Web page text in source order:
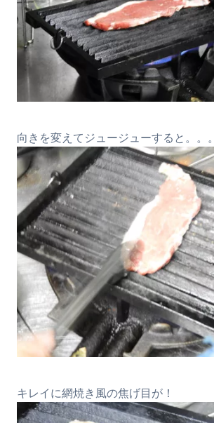
向きを変えてジュージューすると。。。
キレイに網焼き風の焦げ目が！